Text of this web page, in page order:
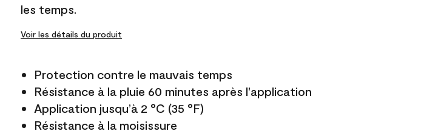
les temps.
Voir les détails du produit
Protection contre le mauvais temps
Résistance à la pluie 60 minutes après l'application
Application jusqu’à 2 °C (35 °F)
Résistance à la moisissure